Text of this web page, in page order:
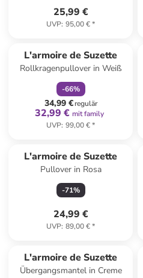
25,99 €
UVP: 95,00 €*
L'armoire de Suzette
Rollkragenpullover in Weiß
-66%
34,99 €regulär
32,99 € mit family
UVP: 99,00 €*
L'armoire de Suzette
Pullover in Rosa
-71%
24,99 €
UVP: 89,00 €*
L'armoire de Suzette
Übergangsmantel in Creme